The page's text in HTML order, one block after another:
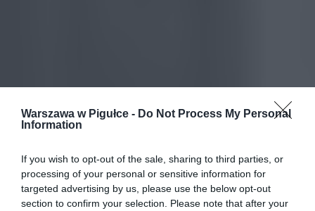
Warszawa w Pigułce - Do Not Process My Personal
Information
If you wish to opt-out of the sale, sharing to third parties, or
processing of your personal or sensitive information for
targeted advertising by us, please use the below opt-out
section to confirm your selection. Please note that after your